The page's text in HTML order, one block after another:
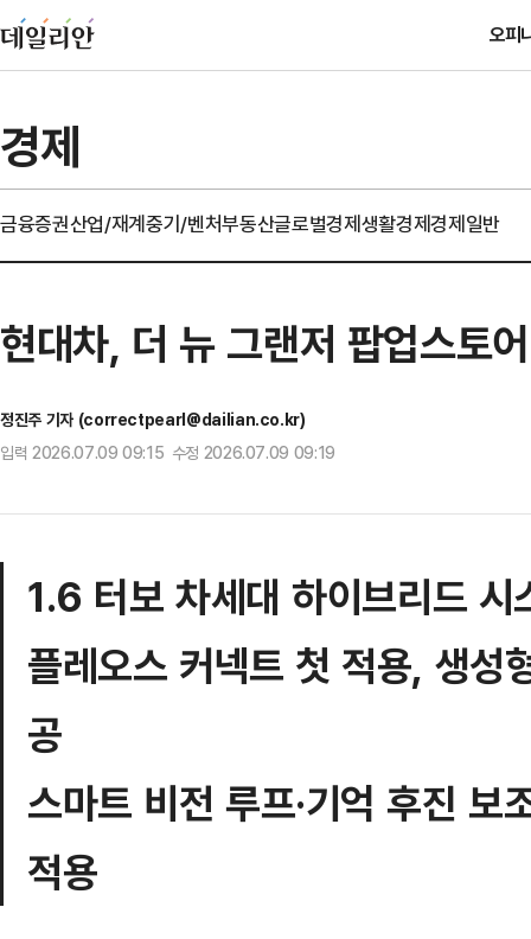
오피
경제
금융증권산업/재계중기/벤처부동산글로벌경제생활경제경제일반
현대차, 더 뉴 그랜저 팝업스토
정진주 기자 (correctpearl@dailian.co.kr)
입력 2026.07.09 09:15 수정 2026.07.09 09:19
1.6 터보 차세대 하이브리드 시
플레오스 커넥트 첫 적용, 생성
공
스마트 비전 루프·기억 후진 보
적용